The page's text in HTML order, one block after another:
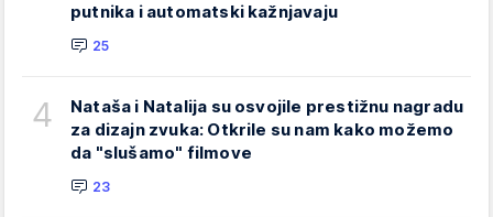
putnika i automatski kažnjavaju
25
4
Nataša i Natalija su osvojile prestižnu nagradu
za dizajn zvuka: Otkrile su nam kako možemo
da "slušamo" filmove
23